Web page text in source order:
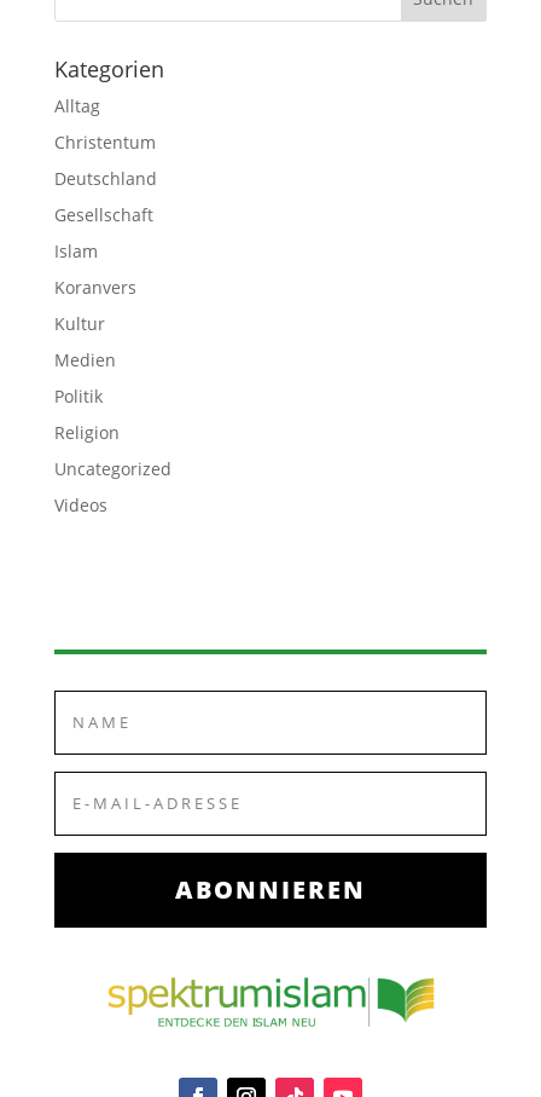
Kategorien
Alltag
Christentum
Deutschland
Gesellschaft
Islam
Koranvers
Kultur
Medien
Politik
Religion
Uncategorized
Videos
ABONNIEREN